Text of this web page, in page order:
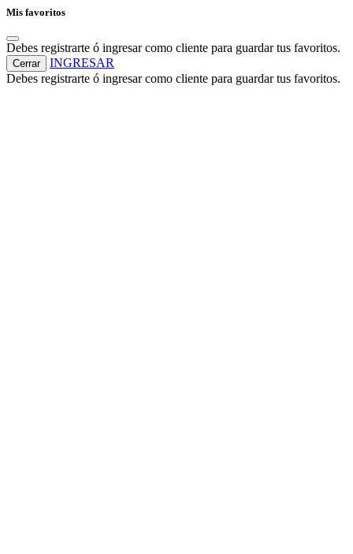
Mis favoritos
Debes registrarte ó ingresar como cliente para guardar tus favoritos.
Cerrar
INGRESAR
Debes registrarte ó ingresar como cliente para guardar tus favoritos.